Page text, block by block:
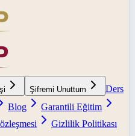
Şifremi Unuttum
Ders
Blog
Garantili Eğitim
Gizlilik Politikası